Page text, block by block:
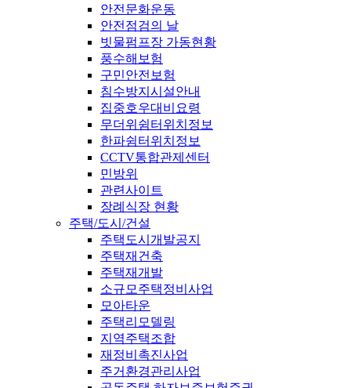
안전문화운동
안전점검의 날
빗물펌프장 가동현황
풍수해보험
구민안전보험
침수방지시설안내
집중호우대비요령
무더위쉼터위치정보
한파쉼터위치정보
CCTV통합관제센터
민방위
관련사이트
장례식장 현황
주택/도시/건설
주택도시개발공지
주택재건축
주택재개발
소규모주택정비사업
모아타운
주택리모델링
지역주택조합
재정비촉진사업
주거환경관리사업